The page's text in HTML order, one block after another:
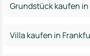
Grundstück kaufen
Villa kaufen in